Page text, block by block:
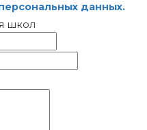
данных.
школ